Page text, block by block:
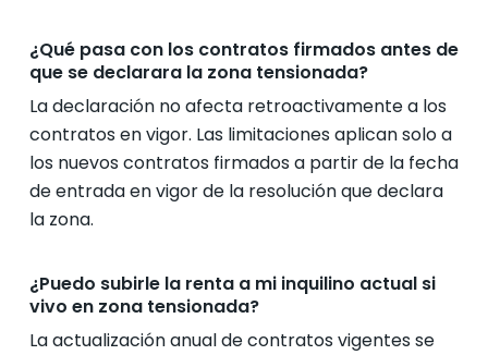
¿Qué pasa con los contratos firmados antes de
que se declarara la zona tensionada?
La declaración no afecta retroactivamente a los
contratos en vigor. Las limitaciones aplican solo a
los nuevos contratos firmados a partir de la fecha
de entrada en vigor de la resolución que declara
la zona.
¿Puedo subirle la renta a mi inquilino actual si
vivo en zona tensionada?
La actualización anual de contratos vigentes se